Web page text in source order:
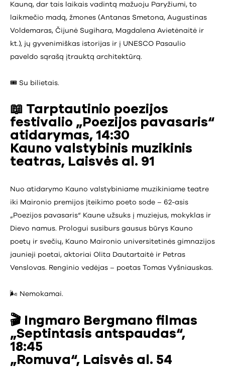
Kauną, dar tais laikais vadintą mažuoju Paryžiumi, to
laikmečio madą, žmones (Antanas Smetona, Augustinas
Voldemaras, Čijunė Sugihara, Magdalena Avietėnaitė ir
kt.), jų gyvenimiškas istorijas ir į UNESCO Pasaulio
paveldo sąrašą įtrauktą architektūrą.
🎟️ Su bilietais.
📖 Tarptautinio poezijos
festivalio „Poezijos pavasaris“
atidarymas, 14:30
Kauno valstybinis muzikinis
teatras, Laisvės al. 91
Nuo atidarymo Kauno valstybiniame muzikiniame teatre
iki Maironio premijos įteikimo poeto sode – 62-asis
„Poezijos pavasaris“ Kaune užsuks į muziejus, mokyklas ir
Dievo namus. Prologui susiburs gausus būrys Kauno
poetų ir svečių, Kauno Maironio universitetinės gimnazijos
jaunieji poetai, aktoriai Olita Dautartaitė ir Petras
Venslovas. Renginio vedėjas – poetas Tomas Vyšniauskas.
🌬️ Nemokamai.
🎬 Ingmaro Bergmano filmas
„Septintasis antspaudas“,
18:45
„Romuva“, Laisvės al. 54